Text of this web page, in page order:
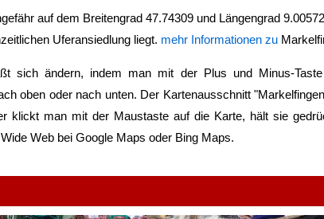
auf dem Breitengrad 47.74309 und Längengrad
Uferansiedlung liegt. mehr Informationen zu
sich ändern, indem man mit der Plus und Minus-
oben oder nach unten. Der Kartenausschnitt "
klickt man mit der Maustaste auf die Karte, hält sie
Web bei Google Maps oder Bing Maps.